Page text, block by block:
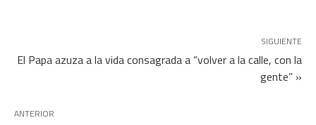
SIGUIENTE
El Papa azuza a la vida consagrada a “volver a la calle, con la
gente” »
ANTERIOR